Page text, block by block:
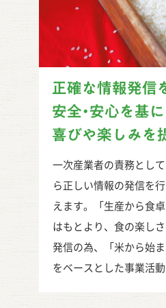
安全・安心を基に喜び
一次産業者の責務とし
ら正しい情報の発信を
えます。「生産から食
はもとより、食の楽し
発信の為、「米から始
をベースとした事業活動